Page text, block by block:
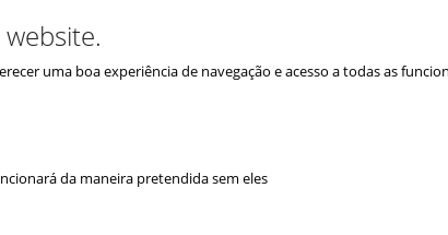
uma boa experiência de navegação e acesso a todas as
da maneira pretendida sem eles